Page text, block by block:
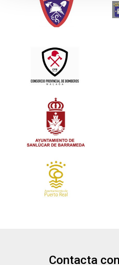
Contacta